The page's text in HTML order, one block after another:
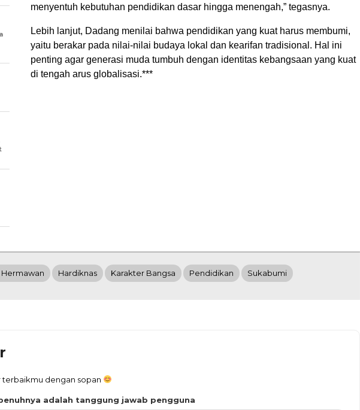
menyentuh kebutuhan pendidikan dasar hingga menengah,” tegasnya.
Lebih lanjut, Dadang menilai bahwa pendidikan yang kuat harus membumi,
yaitu berakar pada nilai-nilai budaya lokal dan kearifan tradisional. Hal ini
penting agar generasi muda tumbuh dengan identitas kebangsaan yang kuat
di tengah arus globalisasi.***
Hardiknas Karakter Bangsa Pendidikan Sukabumi
terbaikmu dengan sopan
adalah tanggung jawab pengguna